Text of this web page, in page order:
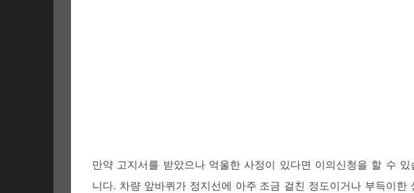
만약 고지서를 받았으나 억울한 사정이 있다면 이의신청을 할 수 있
니다. 차량 앞바퀴가 정지선에 아주 조금 걸친 정도이거나 부득이한